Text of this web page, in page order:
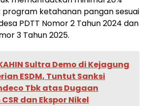
program ketahanan pangan sesuai
PDTT Nomor 2 Tahun 2024 dan
3 Tahun 2025.
Sultra Demo di Kejagung
ESDM, Tuntut Sanksi
Tbk atas Dugaan
dan Ekspor Nikel